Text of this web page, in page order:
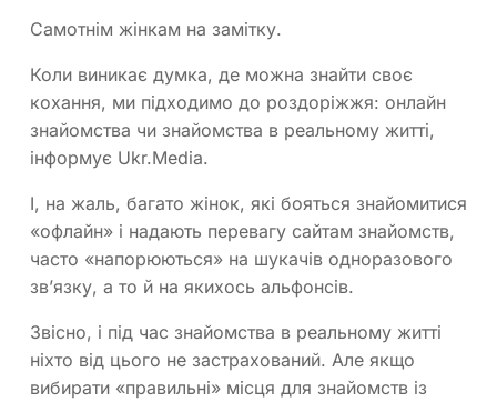
Самотнім жінкам на замітку.
Коли виникає думка, де можна знайти своє
кохання, ми підходимо до роздоріжжя: онлайн
знайомства чи знайомства в реальному житті,
інформує Ukr.Media.
І, на жаль, багато жінок, які бояться знайомитися
«офлайн» і надають перевагу сайтам знайомств,
часто «напорюються» на шукачів одноразового
зв’язку, а то й на якихось альфонсів.
Звісно, і під час знайомства в реальному житті
ніхто від цього не застрахований. Але якщо
вибирати «правильні» місця для знайомств із